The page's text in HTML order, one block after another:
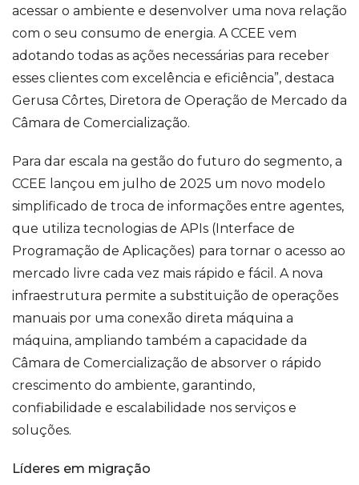
acessar o ambiente e desenvolver uma nova relação
com o seu consumo de energia. A CCEE vem
adotando todas as ações necessárias para receber
esses clientes com excelência e eficiência”, destaca
Gerusa Côrtes, Diretora de Operação de Mercado da
Câmara de Comercialização.
Para dar escala na gestão do futuro do segmento, a
CCEE lançou em julho de 2025 um novo modelo
simplificado de troca de informações entre agentes,
que utiliza tecnologias de APIs (Interface de
Programação de Aplicações) para tornar o acesso ao
mercado livre cada vez mais rápido e fácil. A nova
infraestrutura permite a substituição de operações
manuais por uma conexão direta máquina a
máquina, ampliando também a capacidade da
Câmara de Comercialização de absorver o rápido
crescimento do ambiente, garantindo,
confiabilidade e escalabilidade nos serviços e
soluções.
Líderes em migração